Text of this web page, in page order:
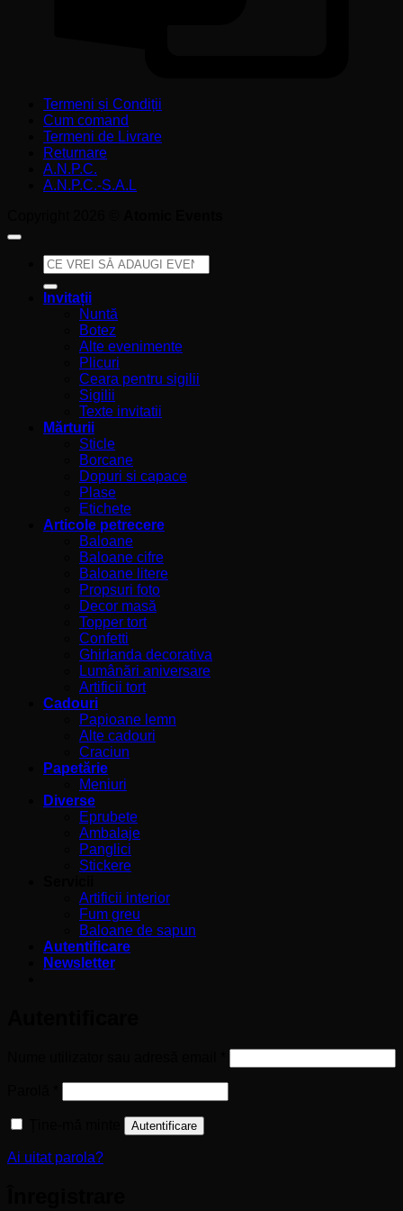
Termeni și Condiții
Cum comand
Termeni de Livrare
Returnare
A.N.P.C.
A.N.P.C.-S.A.L
Caută
după:
Invitații
Nuntă
Botez
Alte evenimente
Plicuri
Ceara pentru sigilii
Sigilii
Texte invitatii
Mărturii
Sticle
Borcane
Dopuri si capace
Plase
Etichete
Articole petrecere
Baloane
Baloane cifre
Baloane litere
Propsuri foto
Decor masă
Topper tort
Confetti
Ghirlanda decorativa
Lumânări aniversare
Artificii tort
Cadouri
Papioane lemn
Alte cadouri
Craciun
Papetărie
Meniuri
Diverse
Eprubete
Ambalaje
Panglici
Stickere
Artificii interior
Fum greu
Baloane de sapun
Autentificare
Newsletter
Autentificare
Ai uitat parola?